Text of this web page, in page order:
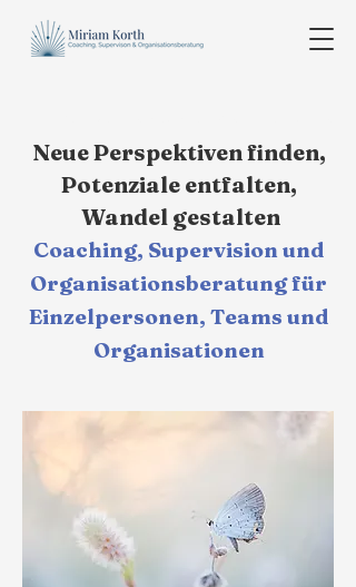
Neue Perspektiven finden,
Potenziale entfalten,
Wandel gestalten
Coaching, Supervision und
Organisationsberatung für
Einzelpersonen, Teams und
Organisationen